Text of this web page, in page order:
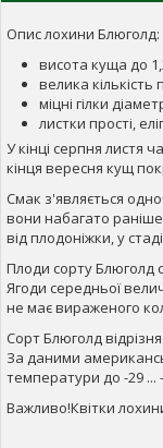
Опис лохини Блюголд:
висота куща до
велика
міцні гілки
листки прості,
У кінці серпня листя
кінця вересня кущ
Смак з'являється
вони набагато
від плодоніжки, у
Плоди сорту Блюголд
Ягоди середньої
не має вираженого
Сорт Блюголд
За даними
температури до -29 ...
Важливо!Квітки